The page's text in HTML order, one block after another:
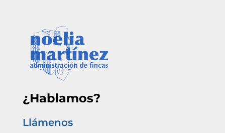
¿Hablamos?
Llámenos